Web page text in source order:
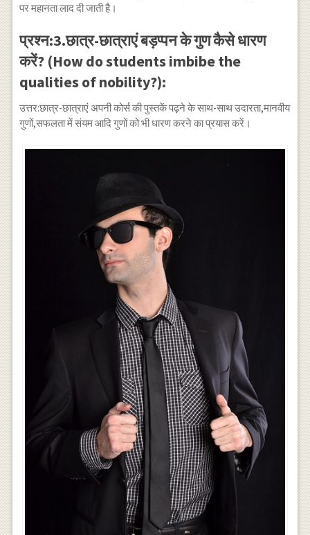
पर महानता लाद दी जाती है।
प्रश्न:3.छात्र-छात्राएं बड़प्पन के गुण कैसे धारण
करें? (How do students imbibe the
qualities of nobility?):
उत्तर:छात्र-छात्राएं अपनी कोर्स की पुस्तकें पढ़ने के साथ-साथ उदारता,मानवीय
गुणों,सफलता में संयम आदि गुणों को भी धारण करने का प्रयास करें।